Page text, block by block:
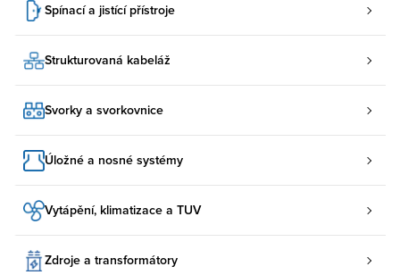
Spínací a jistící přístroje
Strukturovaná kabeláž
Svorky a svorkovnice
Úložné a nosné systémy
Vytápění, klimatizace a TUV
Zdroje a transformátory